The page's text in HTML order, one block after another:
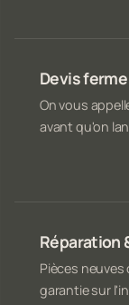
Devis ferme
On vous
avant qu'on
Réparation
Pièces
garantie sur